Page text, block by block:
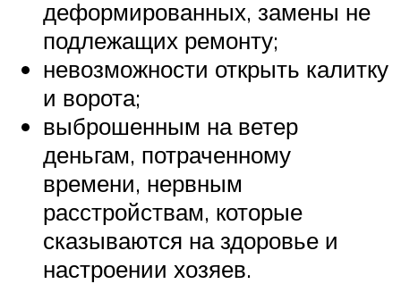
деформированных, замены не
подлежащих ремонту;
невозможности открыть калитку
и ворота;
выброшенным на ветер
деньгам, потраченному
времени, нервным
расстройствам, которые
сказываются на здоровье и
настроении хозяев.